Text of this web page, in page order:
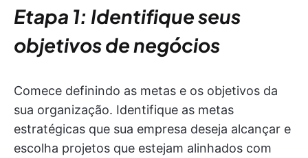
Etapa 1: Identifique seus
objetivos de negócios
Comece definindo as metas e os objetivos da
sua organização. Identifique as metas
estratégicas que sua empresa deseja alcançar e
escolha projetos que estejam alinhados com